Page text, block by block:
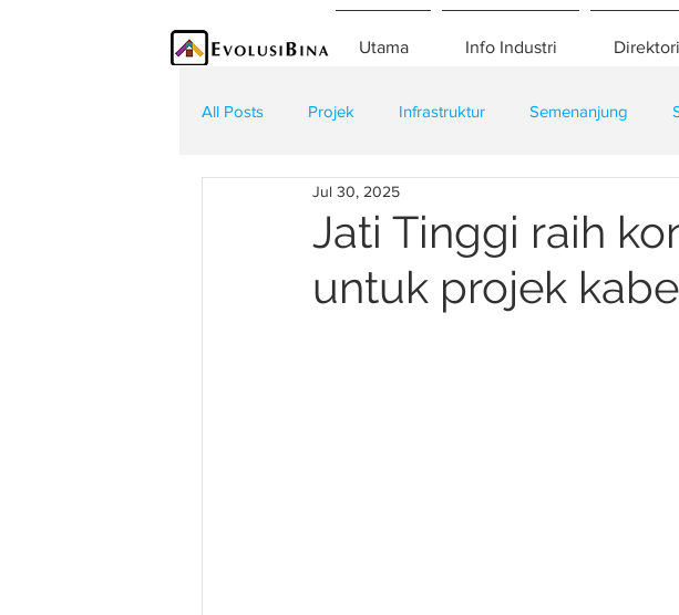
Utama Info Industri
All Posts Projek Infrastruktur Semenanjung
Teknologi Kontraktor
Jati Tinggi raih
untuk projek
Jul 30, 2025